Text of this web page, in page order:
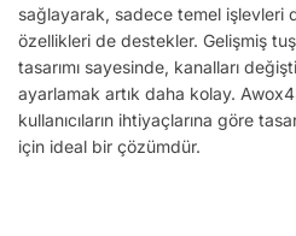
sağlayarak, sadece temel işlevleri
özellikleri de destekler. Gelişmiş
tasarımı sayesinde, kanalları
ayarlamak artık daha kolay.
kullanıcıların ihtiyaçlarına göre
için ideal bir çözümdür.